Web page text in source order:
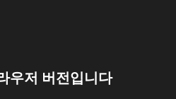
우저 버전입니다